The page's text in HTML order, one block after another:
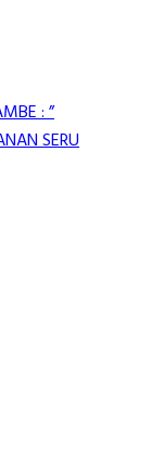
: ”
SERU